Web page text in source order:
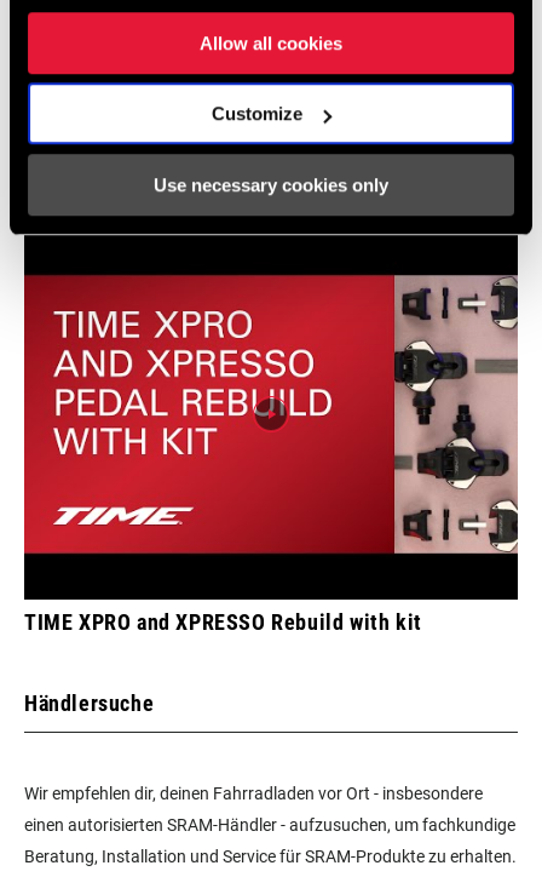
Allow all cookies
Customize
Use necessary cookies only
TIME XPRO and XPRESSO Rebuild with kit
Händlersuche
Wir empfehlen dir, deinen Fahrradladen vor Ort - insbesondere
einen autorisierten SRAM-Händler - aufzusuchen, um fachkundige
Beratung, Installation und Service für SRAM-Produkte zu erhalten.